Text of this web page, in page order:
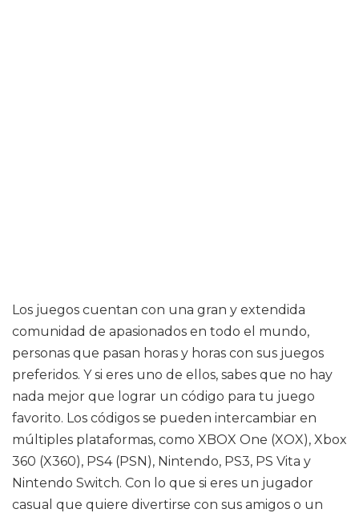
Los juegos cuentan con una gran y extendida
comunidad de apasionados en todo el mundo,
personas que pasan horas y horas con sus juegos
preferidos. Y si eres uno de ellos, sabes que no hay
nada mejor que lograr un código para tu juego
favorito. Los códigos se pueden intercambiar en
múltiples plataformas, como XBOX One (XOX), Xbox
360 (X360), PS4 (PSN), Nintendo, PS3, PS Vita y
Nintendo Switch. Con lo que si eres un jugador
casual que quiere divertirse con sus amigos o un